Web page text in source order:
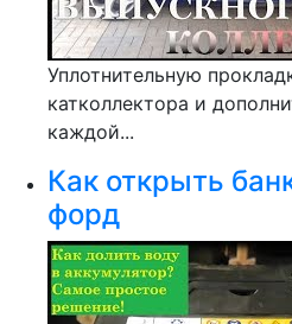
Уплотнительную
катколлектора и
каждой...
Как открыть
форд